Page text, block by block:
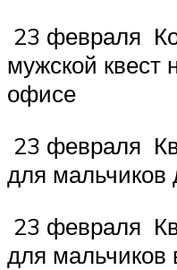
23 февраля
мужской квест
офисе
23 февраля
для мальчиков
23 февраля
для мальчиков